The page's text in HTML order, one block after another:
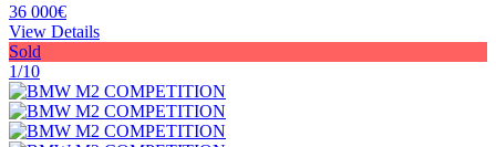
36 000€
View Details
Sold
1/10